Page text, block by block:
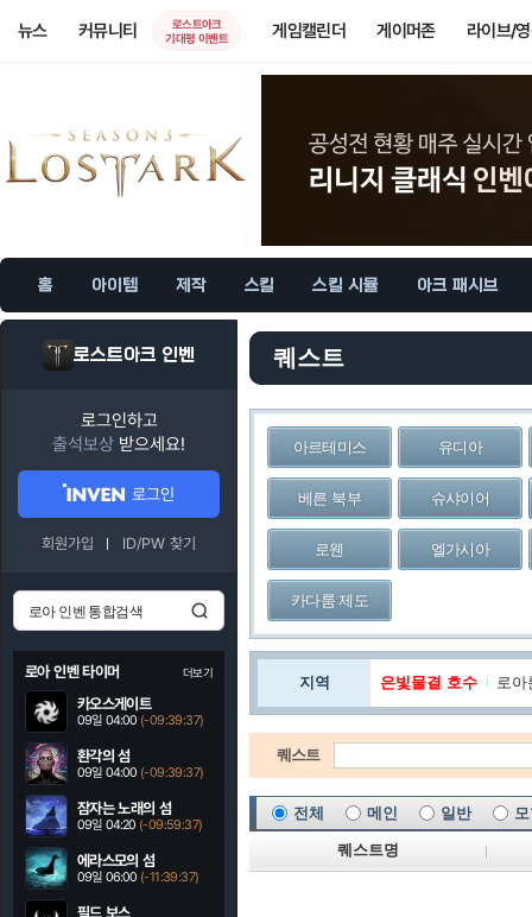
뉴스 커뮤니티
로스트아크
기대평 이벤트
게임캘린더 게이머존 라이브/
홈 아이템 제작 스킬 스킬 시뮬 아크 패시브
로스트아크 인벤
로그인하고
출석보상 받으세요!
로그인
회원가입 ID/PW 찾기
로아 인벤 타이머 더보기
카오스게이트
09일 04:00 (-09:39:36)
환각의 섬
09일 04:00 (-09:39:36)
잠자는 노래의 섬
09일 04:20 (-09:59:36)
에라스모의 섬
09일 06:00 (-11:39:36)
필드 보스
퀘스트
아르테미스 유디아
베른 북부 슈샤이어
로웬 엘가시아
카다룸 제도
지역 은빛물결 호수 로아
퀘스트
전체 메인 일반
퀘스트명